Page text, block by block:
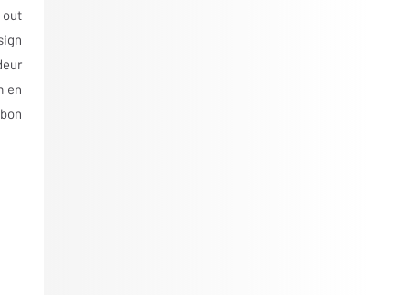
out
en